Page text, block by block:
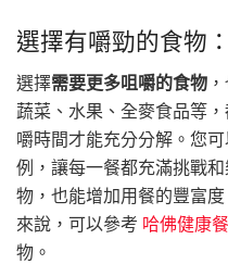
選擇有嚼勁的食物
選擇需要更多咀嚼的食物
蔬菜、水果、全麥食品等
嚼時間才能充分分解。您
例，讓每一餐都充滿挑戰
物，也能增加用餐的豐富
來說，可以參考 哈佛健康
物。